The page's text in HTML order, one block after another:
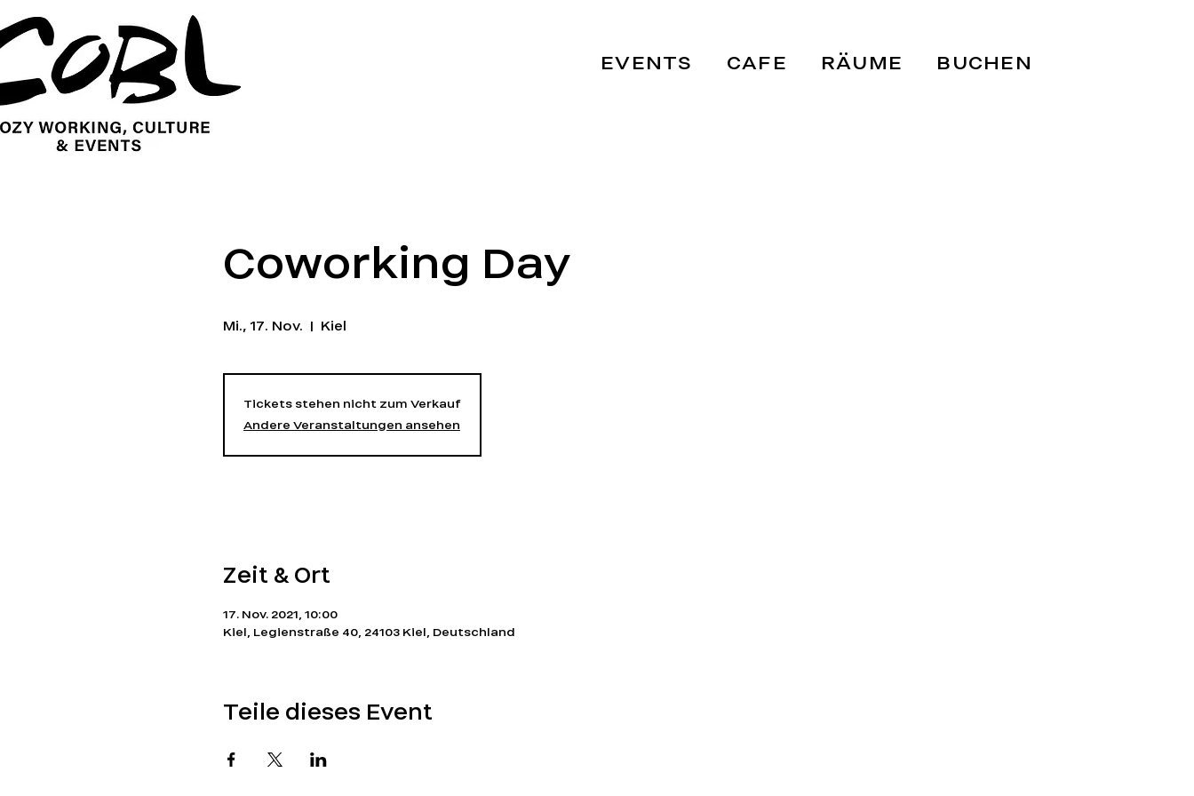
EVENTS CAFE RÄUME BUCHEN
Coworking Day
Mi., 17. Nov.
  |
Kiel
Tickets stehen nicht zum Verkauf
Andere Veranstaltungen ansehen
Zeit & Ort
17. Nov. 2021, 10:00
Kiel, Legienstraße 40, 24103 Kiel, Deutschland
Teile dieses Event